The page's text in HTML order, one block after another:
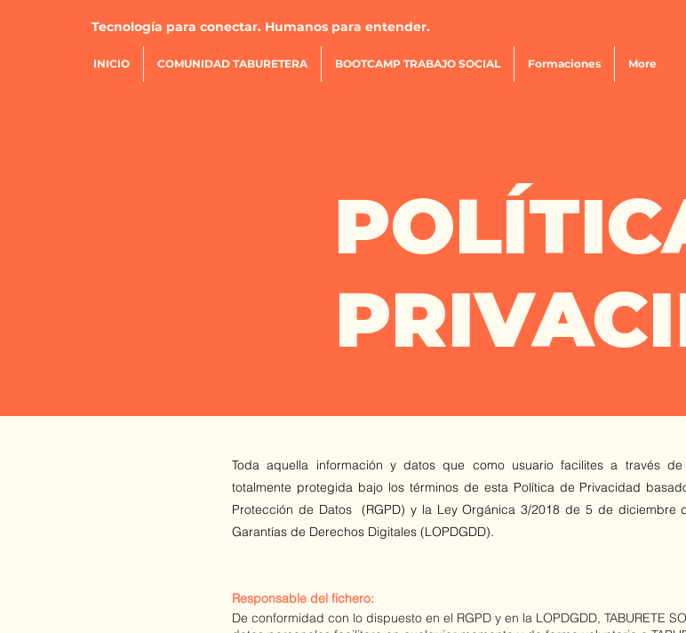
Tecnología para conectar. Humanos para entender.
INICIO COMUNIDAD TABURETERA BOOTCAMP TRABAJO SOCIAL Formaciones More
Toda aquella información y datos que como usuario facilites a través
totalmente protegida bajo los términos de esta Política de Privacidad
Protección de Datos (RGPD) y la Ley Orgánica 3/2018 de 5 de diciembre
Garantías de Derechos Digitales (LOPDGDD).
Responsable del fichero:
De conformidad con lo dispuesto en el RGPD y en la LOPDGDD, TABURETE